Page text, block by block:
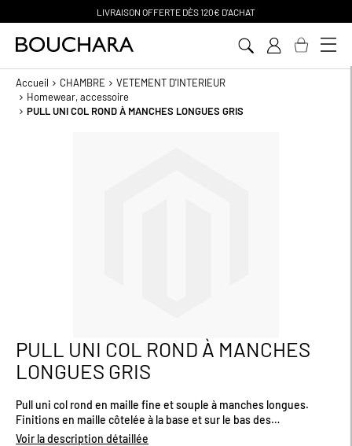
LIVRAISON OFFERTE DÈS 120€ D'ACHAT
Accueil CHAMBRE
VETEMENT D'INTERIEUR
Homewear, accessoire
PULL UNI COL ROND À MANCHES LONGUES GRIS
Passer
au
début
la
Galerie
d’images
PULL UNI COL ROND À MANCHES
LONGUES GRIS
Pull uni col rond en maille fine et souple à manches longues.
Finitions en maille côtelée à la base et sur le bas des
manches.Existe en plusieurs coloris.
Voir la description détaillée